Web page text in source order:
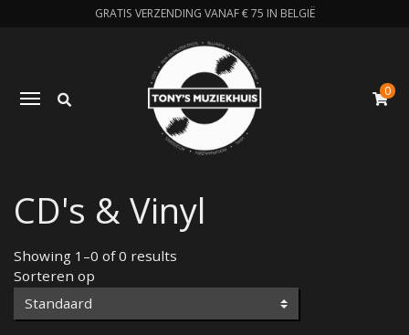
GRATIS VERZENDING VANAF € 75 IN BELGIË
Toggle navigation 0
CD's & Vinyl
Showing 1–0 of 0 results
Sorteren op